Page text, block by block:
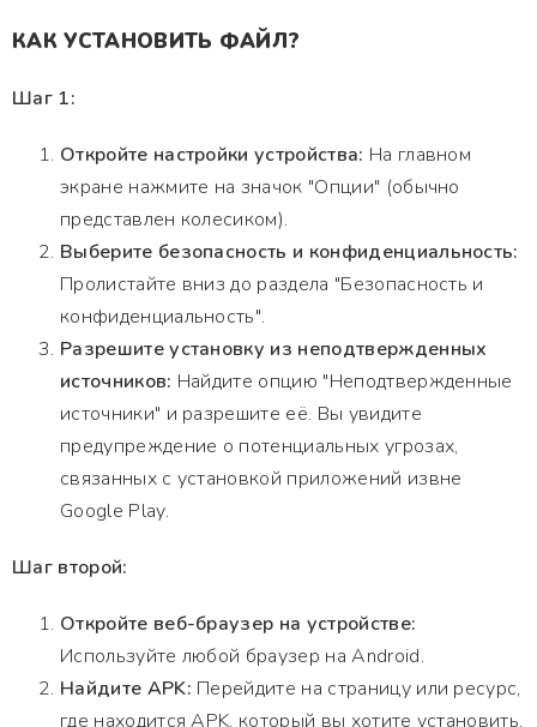
КАК УСТАНОВИТЬ ФАЙЛ?
Шаг 1:
Откройте настройки устройства: На главном
экране нажмите на значок "Опции" (обычно
представлен колесиком).
Выберите безопасность и конфиденциальность:
Пролистайте вниз до раздела "Безопасность и
конфиденциальность".
Разрешите установку из неподтвержденных
источников: Найдите опцию "Неподтвержденные
источники" и разрешите её. Вы увидите
предупреждение о потенциальных угрозах,
связанных с установкой приложений извне
Google Play.
Шаг второй:
Откройте веб-браузер на устройстве:
Используйте любой браузер на Android.
Найдите APK: Перейдите на страницу или ресурс,
где находится APK, который вы хотите установить.